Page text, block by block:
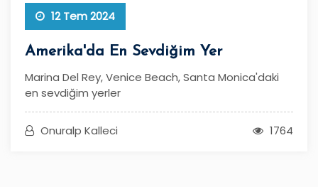
12 Tem 2024
Amerika'da En Sevdiğim Yer
Marina Del Rey, Venice Beach, Santa Monica'daki
en sevdiğim yerler
Onuralp Kalleci 1764